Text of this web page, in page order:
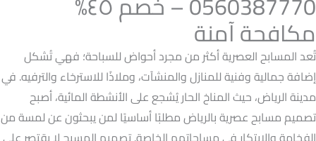
مكافحة آمنة
تُعد المسابح العصرية أكثر من مجرد أحواض للسباحة؛ فهي تُشكل
إضافة جمالية وفنية للمنازل والمنشآت، وملاذًا للاسترخاء والترفيه. في
مدينة الرياض، حيث المناخ الحار يُشجع على الأنشطة المائية، أصبح
تصميم مسابح عصرية بالرياض مطلبًا أساسيًا لمن يبحثون عن لمسة من